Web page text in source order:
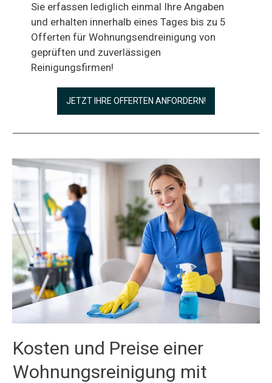
Sie erfassen lediglich einmal Ihre Angaben
und erhalten innerhalb eines Tages bis zu 5
Offerten für Wohnungsendreinigung von
geprüften und zuverlässigen
Reinigungsfirmen!
JETZT IHRE OFFERTEN ANFORDERN!
Kosten und Preise einer
Wohnungsreinigung mit